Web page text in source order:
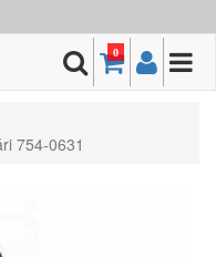
0
754-0631